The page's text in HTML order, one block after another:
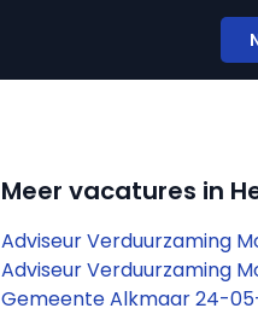
Meer vacatures in
Adviseur Verduurzaming
Adviseur Verduurzaming
Gemeente Alkmaar 24-